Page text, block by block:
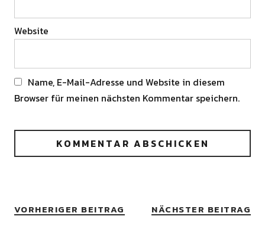
Website
Name, E-Mail-Adresse und Website in diesem
Browser für meinen nächsten Kommentar speichern.
VORHERIGER BEITRAG NÄCHSTER BEITRAG